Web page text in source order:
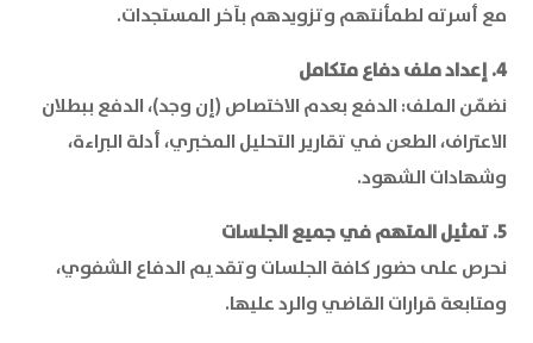
مع أسرته لطمأنتهم وتزويدهم بآخر المستجدات.
4. إعداد ملف دفاع متكامل
نضمّن الملف: الدفع بعدم الاختصاص (إن وجد)، الدفع ببطلان
الاعتراف، الطعن في تقارير التحليل المخبري، أدلة البراءة،
وشهادات الشهود.
5. تمثيل المتهم في جميع الجلسات
نحرص على حضور كافة الجلسات وتقديم الدفاع الشفوي،
ومتابعة قرارات القاضي والرد عليها.